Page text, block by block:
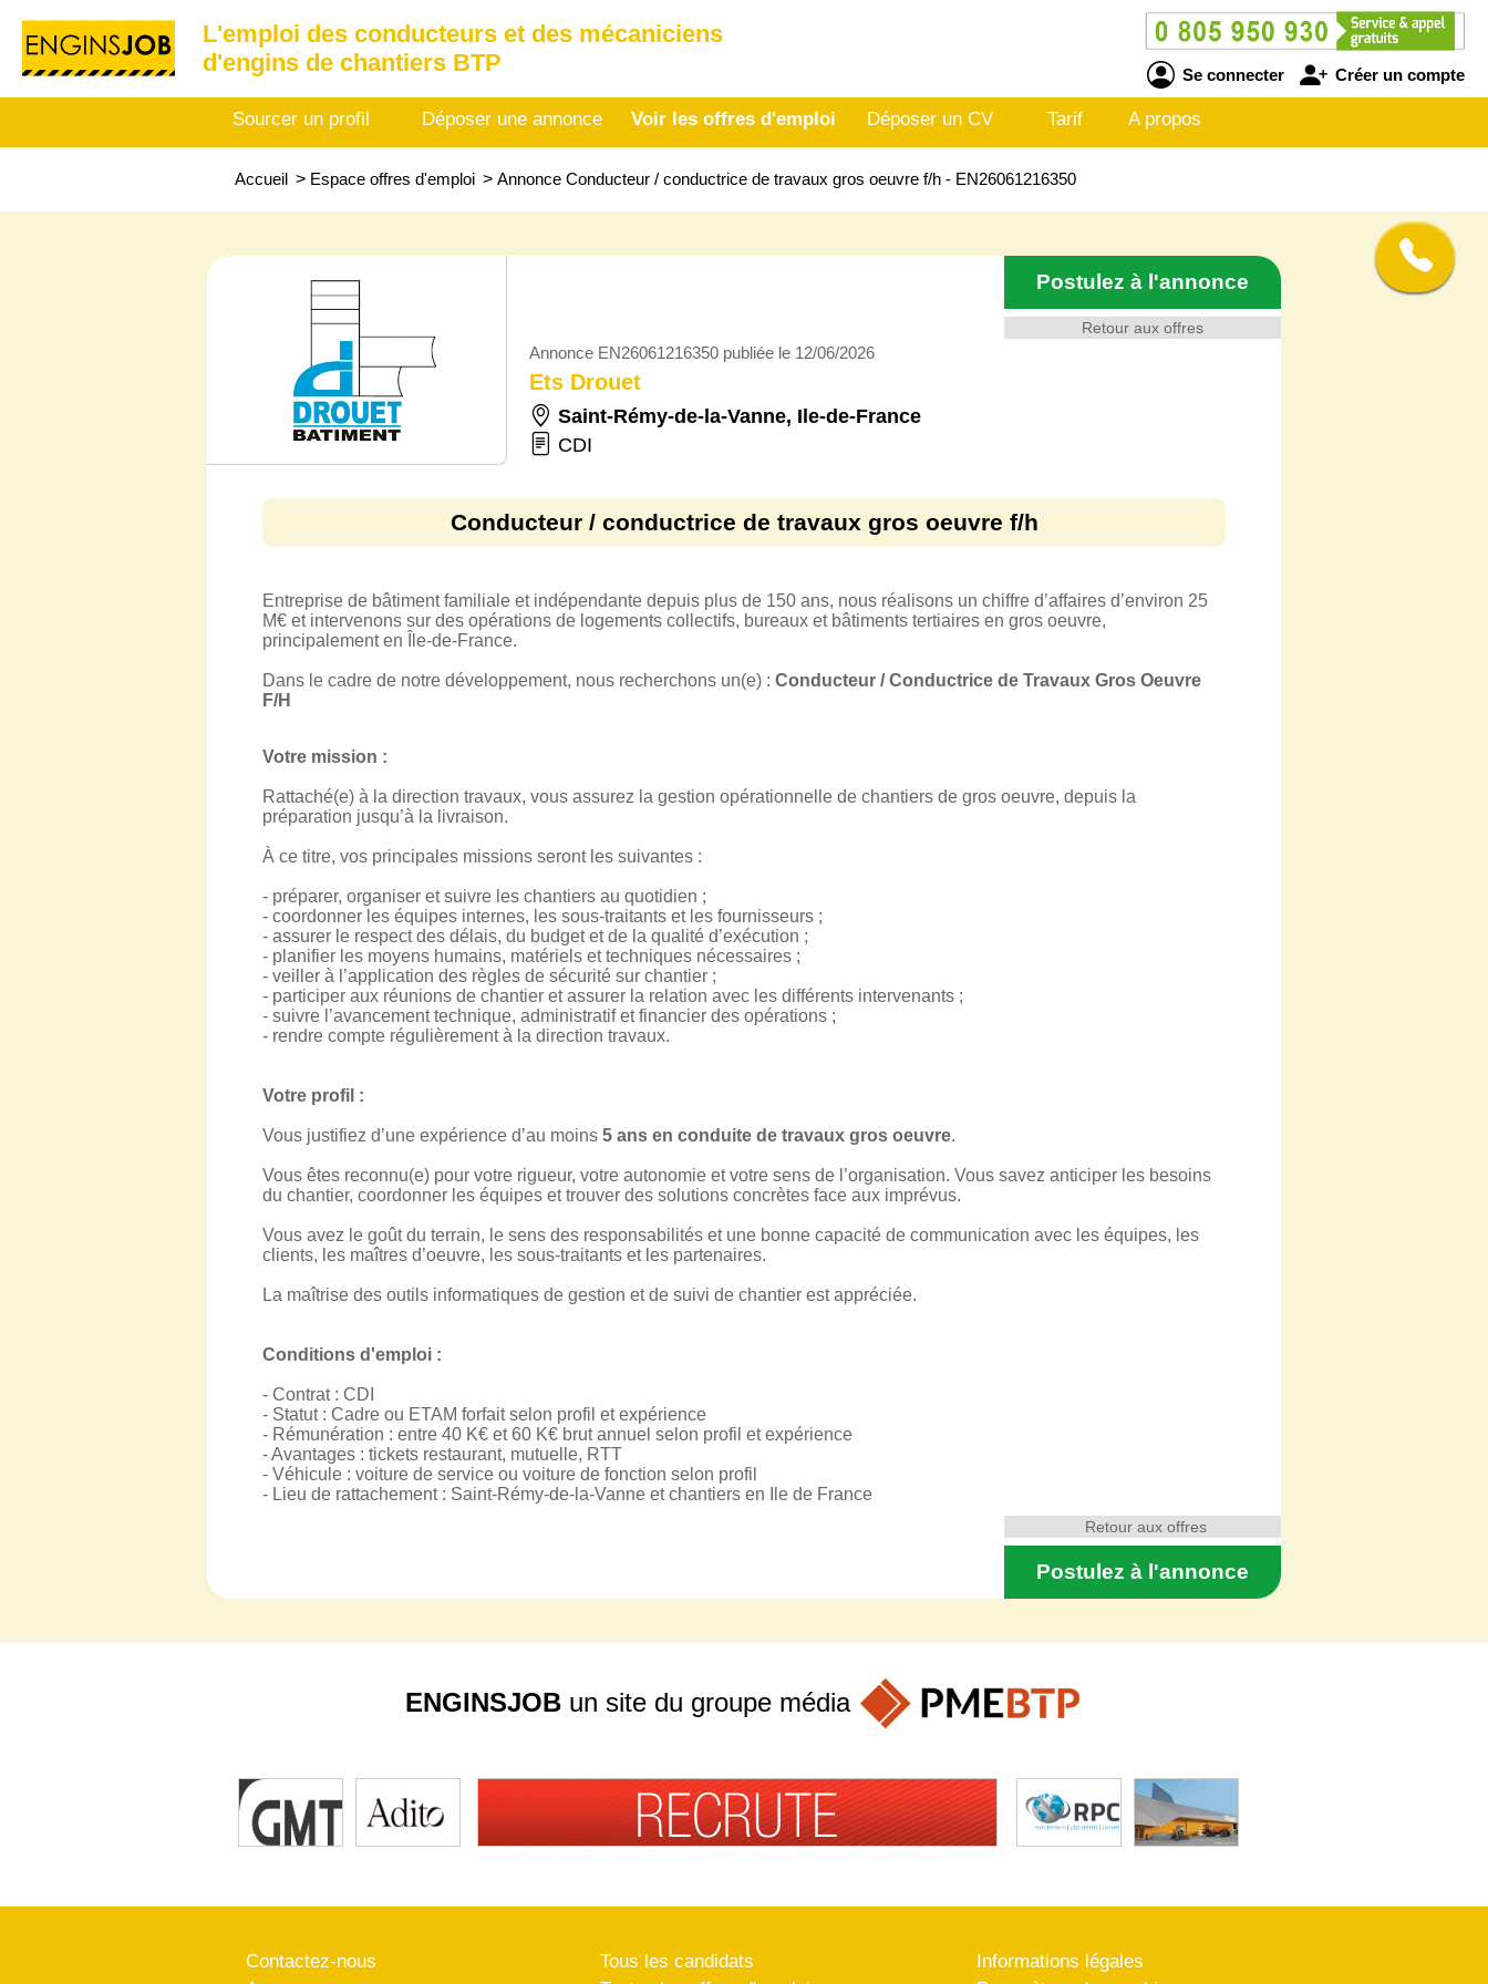
L'emploi des conducteurs et des mécaniciens
d'engins de chantiers BTP
Se connecter Créer un compte
Sourcer un profil Déposer une annonce Voir les offres d'emploi Déposer un CV Tarif A propos
Accueil > Espace offres d'emploi > Annonce Conducteur / conductrice de travaux gros oeuvre f/h - EN26061216350
Retour aux offres
Postulez à l'annonce
Annonce EN26061216350 publiée le 12/06/2026
Ets Drouet
Saint-Rémy-de-la-Vanne, Ile-de-France
CDI
Conducteur / conductrice de travaux gros oeuvre f/h
Entreprise de bâtiment familiale et indépendante depuis plus de 150 ans, nous réalisons un chiffre d’affaires d’environ 25
M€ et intervenons sur des opérations de logements collectifs, bureaux et bâtiments tertiaires en gros oeuvre,
principalement en Île-de-France.
Dans le cadre de notre développement, nous recherchons un(e) : Conducteur / Conductrice de Travaux Gros Oeuvre
F/H
Votre mission :
Rattaché(e) à la direction travaux, vous assurez la gestion opérationnelle de chantiers de gros oeuvre, depuis la
préparation jusqu’à la livraison.
À ce titre, vos principales missions seront les suivantes :
- préparer, organiser et suivre les chantiers au quotidien ;
- coordonner les équipes internes, les sous-traitants et les fournisseurs ;
- assurer le respect des délais, du budget et de la qualité d’exécution ;
- planifier les moyens humains, matériels et techniques nécessaires ;
- veiller à l’application des règles de sécurité sur chantier ;
- participer aux réunions de chantier et assurer la relation avec les différents intervenants ;
- suivre l’avancement technique, administratif et financier des opérations ;
- rendre compte régulièrement à la direction travaux.
Votre profil :
Vous justifiez d’une expérience d’au moins 5 ans en conduite de travaux gros oeuvre.
Vous êtes reconnu(e) pour votre rigueur, votre autonomie et votre sens de l’organisation. Vous savez anticiper les besoins
du chantier, coordonner les équipes et trouver des solutions concrètes face aux imprévus.
Vous avez le goût du terrain, le sens des responsabilités et une bonne capacité de communication avec les équipes, les
clients, les maîtres d’oeuvre, les sous-traitants et les partenaires.
La maîtrise des outils informatiques de gestion et de suivi de chantier est appréciée.
Conditions d'emploi :
- Contrat : CDI
- Statut : Cadre ou ETAM forfait selon profil et expérience
- Rémunération : entre 40 K€ et 60 K€ brut annuel selon profil et expérience
- Avantages : tickets restaurant, mutuelle, RTT
- Véhicule : voiture de service ou voiture de fonction selon profil
- Lieu de rattachement : Saint-Rémy-de-la-Vanne et chantiers en Ile de France
Postulez à l'annonce
Retour aux offres
ENGINSJOB un site du groupe média
Contactez-nous
Tous les candidats
Informations légales